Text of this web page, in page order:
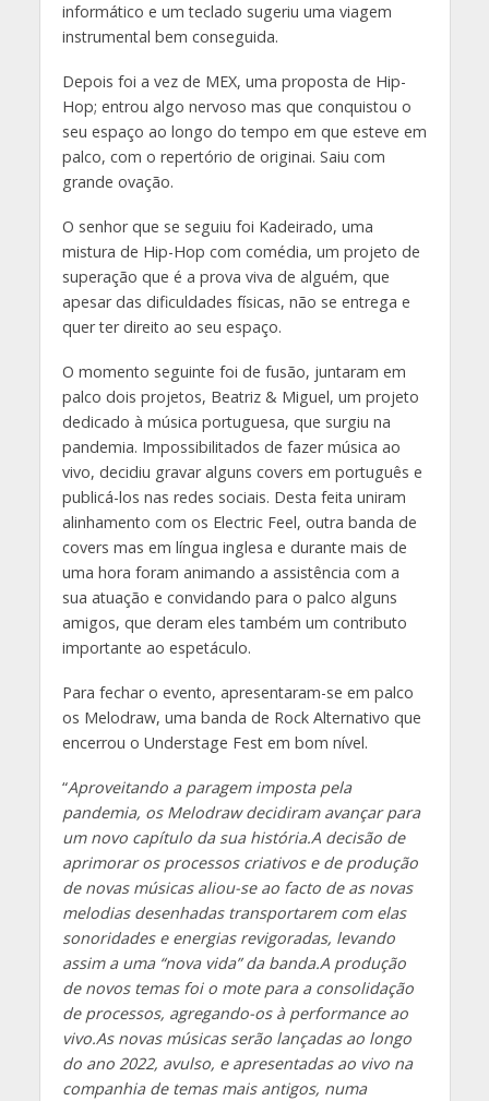
informático e um teclado sugeriu uma viagem
instrumental bem conseguida.
Depois foi a vez de MEX, uma proposta de Hip-
Hop; entrou algo nervoso mas que conquistou o
seu espaço ao longo do tempo em que esteve em
palco, com o repertório de originai. Saiu com
grande ovação.
O senhor que se seguiu foi Kadeirado, uma
mistura de Hip-Hop com comédia, um projeto de
superação que é a prova viva de alguém, que
apesar das dificuldades físicas, não se entrega e
quer ter direito ao seu espaço.
O momento seguinte foi de fusão, juntaram em
palco dois projetos, Beatriz & Miguel, um projeto
dedicado à música portuguesa, que surgiu na
pandemia. Impossibilitados de fazer música ao
vivo, decidiu gravar alguns covers em português e
publicá-los nas redes sociais. Desta feita uniram
alinhamento com os Electric Feel, outra banda de
covers mas em língua inglesa e durante mais de
uma hora foram animando a assistência com a
sua atuação e convidando para o palco alguns
amigos, que deram eles também um contributo
importante ao espetáculo.
Para fechar o evento, apresentaram-se em palco
os Melodraw, uma banda de Rock Alternativo que
encerrou o Understage Fest em bom nível.
“Aproveitando a paragem imposta pela
pandemia, os Melodraw decidiram avançar para
um novo capítulo da sua história.A decisão de
aprimorar os processos criativos e de produção
de novas músicas aliou-se ao facto de as novas
melodias desenhadas transportarem com elas
sonoridades e energias revigoradas, levando
assim a uma “nova vida” da banda.A produção
de novos temas foi o mote para a consolidação
de processos, agregando-os à performance ao
vivo.As novas músicas serão lançadas ao longo
do ano 2022, avulso, e apresentadas ao vivo na
companhia de temas mais antigos, numa